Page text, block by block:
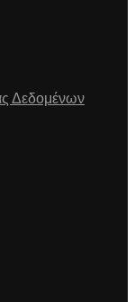
Δεδομένων